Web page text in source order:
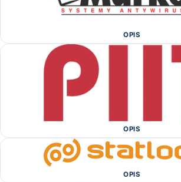
OPIS
OPIS
OPIS